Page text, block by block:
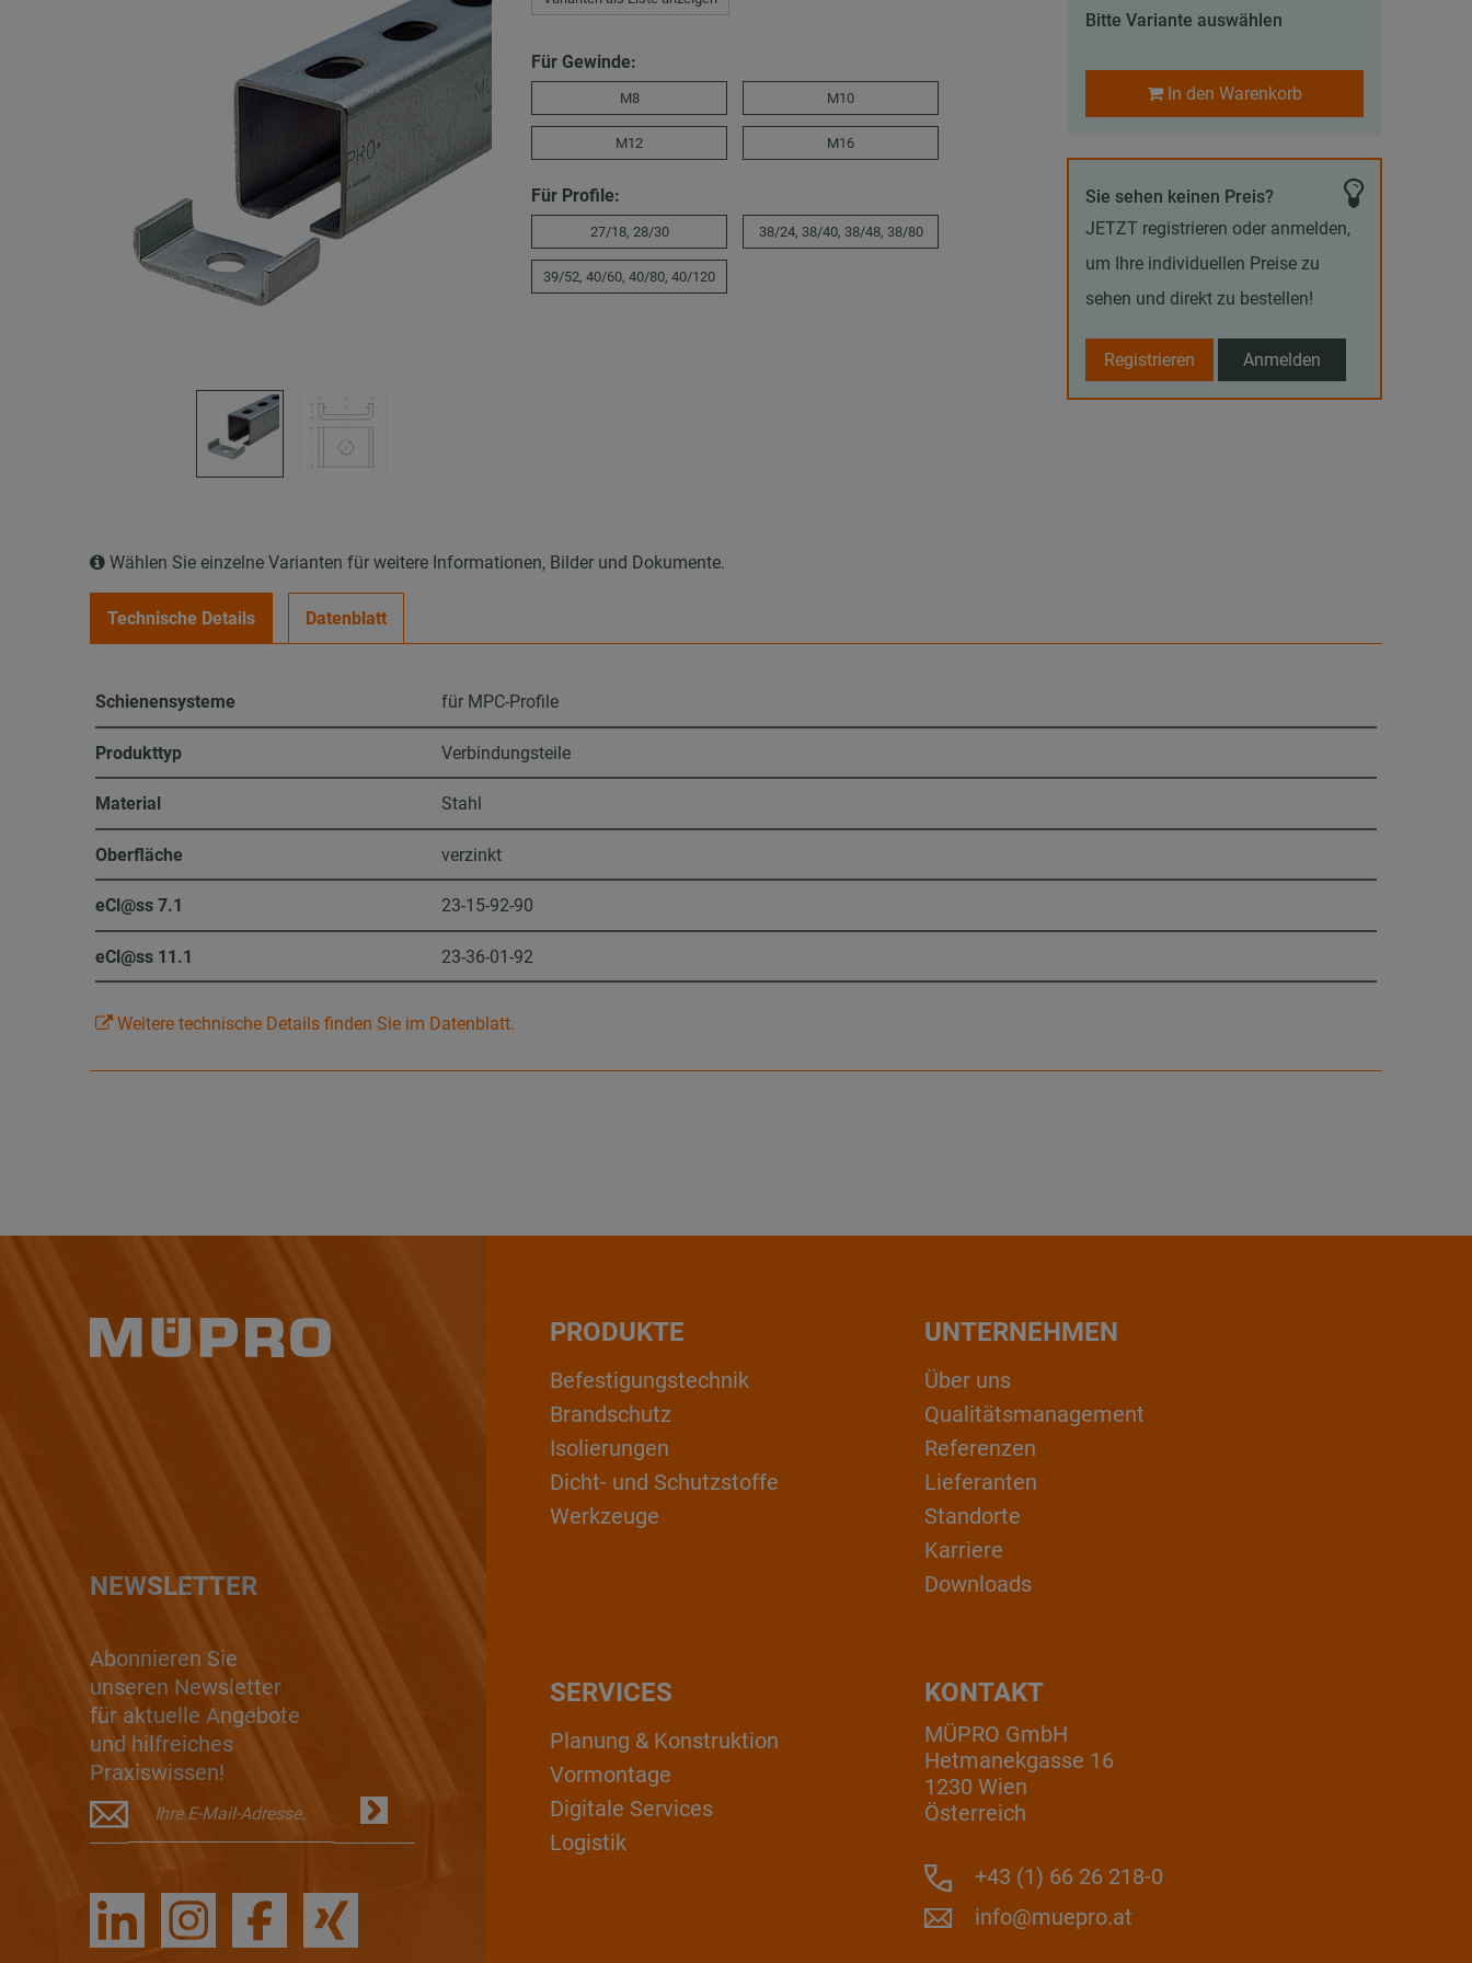
Für Gewinde:
M8 M10
M12 M16
Für Profile:
27/18, 28/30 38/24, 38/40, 38/48, 38/80
39/52, 40/60, 40/80, 40/120
Bitte Variante auswählen
In den Warenkorb
Sie sehen keinen Preis?
JETZT registrieren oder anmelden,
um Ihre individuellen Preise zu
sehen und direkt zu bestellen!
Registrieren Anmelden
Wählen Sie einzelne Varianten für weitere Informationen, Bilder und Dokumente.
Technische Details Datenblatt
Schienensysteme für MPC-Profile
Produkttyp Verbindungsteile
Material Stahl
Oberfläche verzinkt
eCl@ss 7.1 23-15-92-90
eCl@ss 11.1 23-36-01-92
Weitere technische Details finden Sie im Datenblatt.
NEWSLETTER
Abonnieren Sie
unseren Newsletter
für aktuelle Angebote
und hilfreiches
Praxiswissen!
PRODUKTE
Befestigungstechnik
Brandschutz
Isolierungen
Dicht- und Schutzstoffe
Werkzeuge
UNTERNEHMEN
Über uns
Qualitätsmanagement
Referenzen
Lieferanten
Standorte
Karriere
Downloads
KONTAKT
MÜPRO GmbH
Hetmanekgasse 16
1230 Wien
Österreich
+43 (1) 66 26 218-0
info@muepro.at
SERVICES
Planung & Konstruktion
Vormontage
Digitale Services
Logistik